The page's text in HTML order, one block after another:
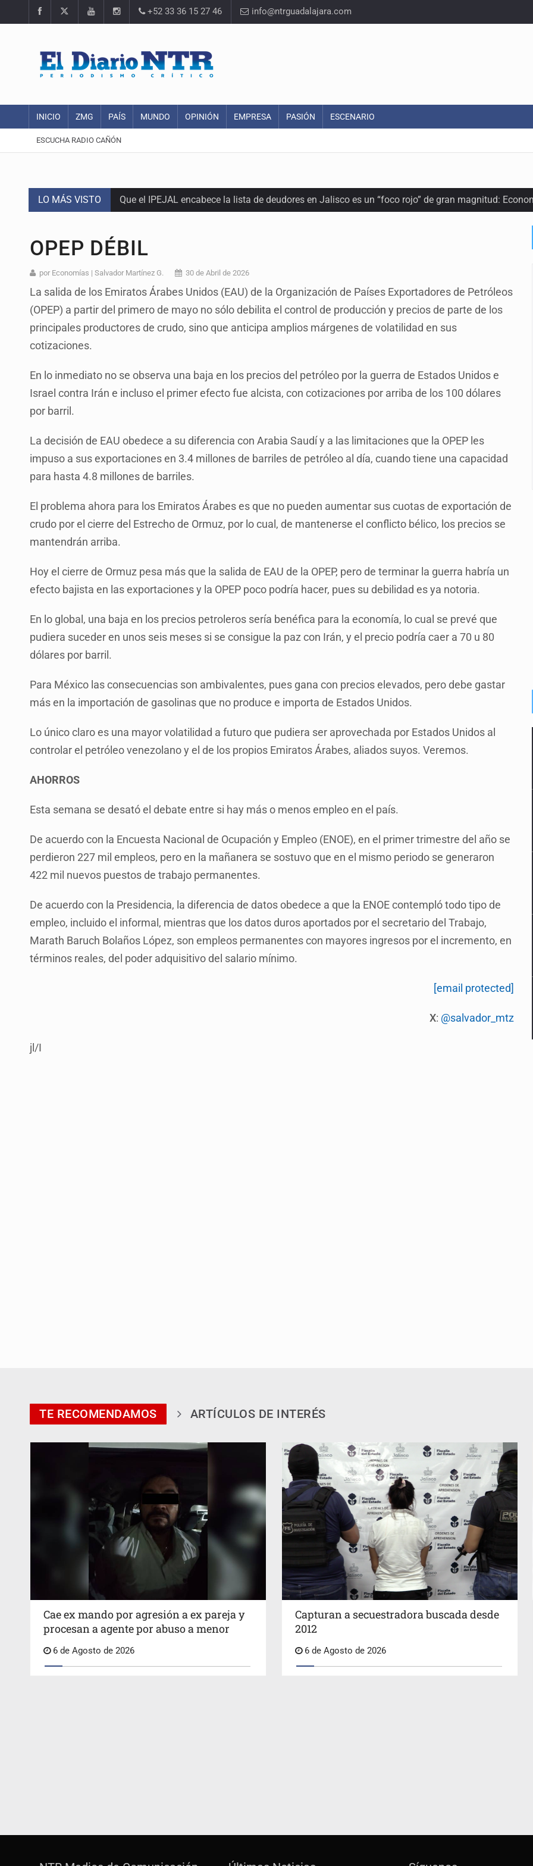
+52 33 36 15 27 46 info@ntrguadalajara.com
INICIO ZMG PAÍS MUNDO OPINIÓN EMPRESA PASIÓN ESCENARIO
ESCUCHA RADIO CAÑÓN
LO MÁS VISTO Que el IPEJAL encabece la lista de deudores en Jalisco es un “foco rojo” de gran magnitud:
Catean centro de fraudes inmobiliarios en Zapopan
Ex policía es detenido por agresión y amenzas contra su pareja
Vecinos de Mirador de San Isidro denuncian tala; IJALVI lo niega
Reporta 627 acciones tras inundación en Balcones de Oblatos
Identifican a más implicados en crimen de Valeria
OPEP DÉBIL
por Economías | Salvador Martínez G. 30 de Abril de 2026
La salida de los Emiratos Árabes Unidos (EAU) de la Organización de Países Exportadores de Petróleos
(OPEP) a partir del primero de mayo no sólo debilita el control de producción y precios de parte de los
principales productores de crudo, sino que anticipa amplios márgenes de volatilidad en sus
cotizaciones.
En lo inmediato no se observa una baja en los precios del petróleo por la guerra de Estados Unidos e
Israel contra Irán e incluso el primer efecto fue alcista, con cotizaciones por arriba de los 100 dólares
por barril.
La decisión de EAU obedece a su diferencia con Arabia Saudí y a las limitaciones que la OPEP les
impuso a sus exportaciones en 3.4 millones de barriles de petróleo al día, cuando tiene una capacidad
para hasta 4.8 millones de barriles.
El problema ahora para los Emiratos Árabes es que no pueden aumentar sus cuotas de exportación de
crudo por el cierre del Estrecho de Ormuz, por lo cual, de mantenerse el conflicto bélico, los precios se
mantendrán arriba.
Hoy el cierre de Ormuz pesa más que la salida de EAU de la OPEP, pero de terminar la guerra habría un
efecto bajista en las exportaciones y la OPEP poco podría hacer, pues su debilidad es ya notoria.
En lo global, una baja en los precios petroleros sería benéfica para la economía, lo cual se prevé que
pudiera suceder en unos seis meses si se consigue la paz con Irán, y el precio podría caer a 70 u 80
dólares por barril.
Para México las consecuencias son ambivalentes, pues gana con precios elevados, pero debe gastar
más en la importación de gasolinas que no produce e importa de Estados Unidos.
Lo único claro es una mayor volatilidad a futuro que pudiera ser aprovechada por Estados Unidos al
controlar el petróleo venezolano y el de los propios Emiratos Árabes, aliados suyos. Veremos.
AHORROS
Esta semana se desató el debate entre si hay más o menos empleo en el país.
De acuerdo con la Encuesta Nacional de Ocupación y Empleo (ENOE), en el primer trimestre del año se
perdieron 227 mil empleos, pero en la mañanera se sostuvo que en el mismo periodo se generaron
422 mil nuevos puestos de trabajo permanentes.
De acuerdo con la Presidencia, la diferencia de datos obedece a que la ENOE contempló todo tipo de
empleo, incluido el informal, mientras que los datos duros aportados por el secretario del Trabajo,
Marath Baruch Bolaños López, son empleos permanentes con mayores ingresos por el incremento, en
términos reales, del poder adquisitivo del salario mínimo.
[email protected]
X: @salvador_mtz
jl/I
TE RECOMENDAMOS ARTÍCULOS DE INTERÉS
Cae ex mando por agresión a ex pareja y
procesan a agente por abuso a menor
6 de Agosto de 2026
Capturan a secuestradora buscada desde
2012
6 de Agosto de 2026